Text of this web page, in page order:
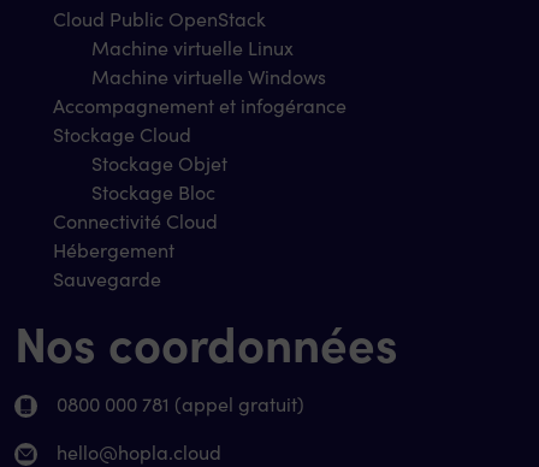
Cloud Public OpenStack
Machine virtuelle Linux
Machine virtuelle Windows
Accompagnement et infogérance
Stockage Cloud
Stockage Objet
Stockage Bloc
Connectivité Cloud
Hébergement
Sauvegarde
Nos coordonnées
0800 000 781 (appel gratuit)
hello@hopla.cloud